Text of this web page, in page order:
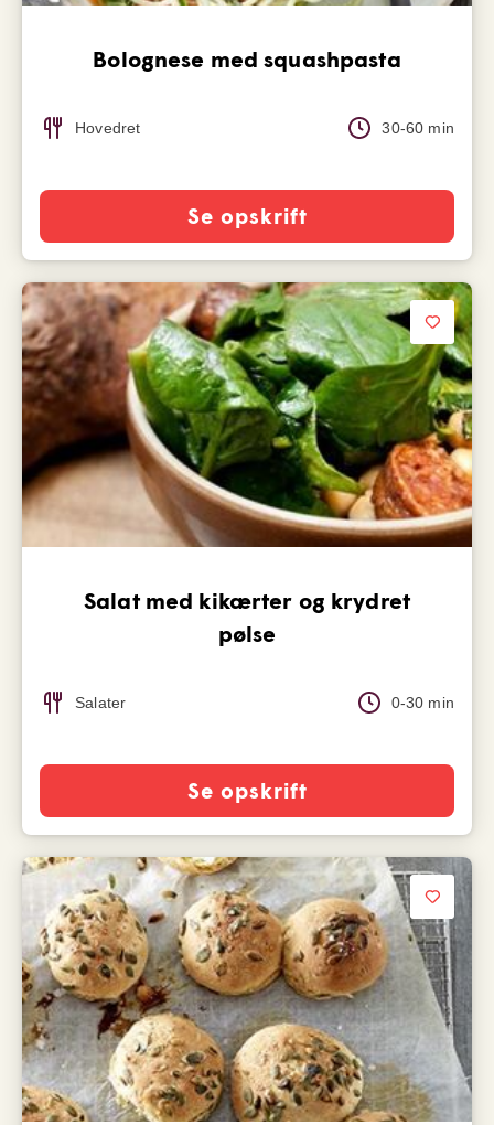
Bolognese med squashpasta
Hovedret 30-60 min
Se opskrift
Salat med kikærter og krydret
pølse
Salater 0-30 min
Se opskrift